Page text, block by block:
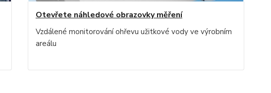
Otevřete náhledové obrazovky měření
Vzdálené monitorování ohřevu užitkové vody ve výrobním
areálu